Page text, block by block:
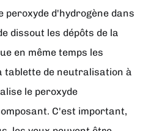
peroxyde d'hydrogène dans
dissout les dépôts de la
en même temps les
tablette de neutralisation à
le peroxyde
C'est important,